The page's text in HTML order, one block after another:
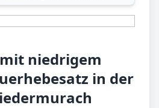
niedrigem
in der